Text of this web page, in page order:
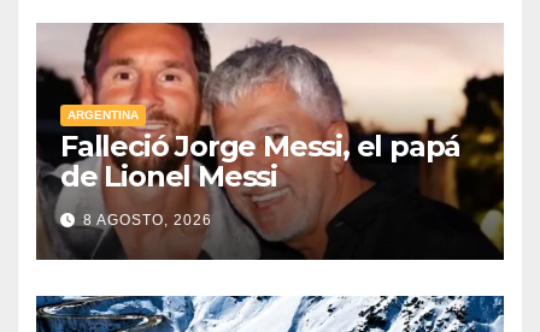
“apocalipsis” y guerra
nuclear
ARGENTINA
Falleció Jorge Messi, el papá
de Lionel Messi
8 AGOSTO, 2026